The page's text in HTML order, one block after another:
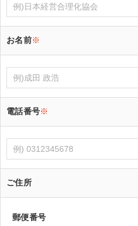
お名前※
電話番号※
ご住所
郵便番号